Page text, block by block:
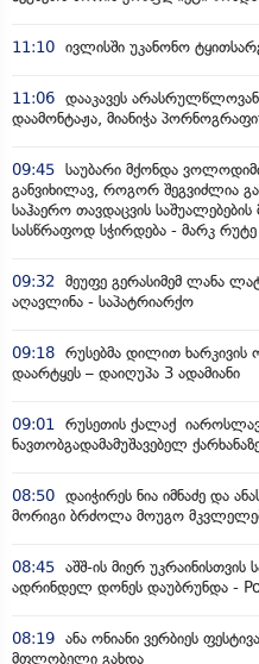
11:10 ივლისში უკანონო
11:06 დააკავეს
დაამონტაჟა, მიანიჭა
09:45 საუბარი მქონდა
განვიხილავ, როგორ შეგვიძლია
საჰაერო თავდაცვის
სასწრაფოდ სჭირდება - მარკ რუტე
09:32
მეუფე გერასიმემ ლანა
აღავლინა - საპატრიარქო
09:18 რუსებმა დილით
დაარტყეს – დაიღუპა 3 ადამიანი
09:01
რუსეთის ქალაქ
ნავთობგადამამუშავებელ
08:50 დაიჭირეს ნია იმნაძე და
მორიგი ბრძოლა მოუგო
08:45 აშშ-ის მიერ უკრაინისთვის
ადრინდელ დონეს დაუბრუნდა -
08:19 ანა ონიანი ვერბიეს
მფლობელი გახდა